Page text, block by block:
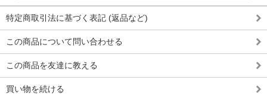
特定商取引法に基づく表記 (返品など)
この商品について問い合わせる
この商品を友達に教える
買い物を続ける